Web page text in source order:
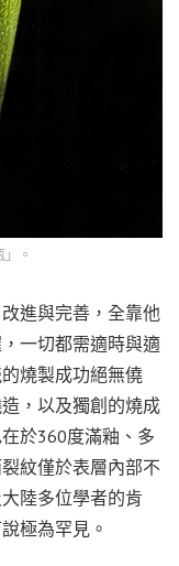
。
進與完善，全靠他
一切都需適時與適
燒製成功絕無僥
，以及獨創的燒成
於360度滿釉、多
紋僅於表層內部不
陸多位學者的肯
極為罕見。